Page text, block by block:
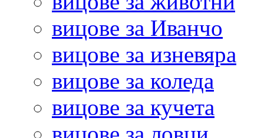
вицове за Иванчо
вицове за изневяра
вицове за коледа
вицове за кучета